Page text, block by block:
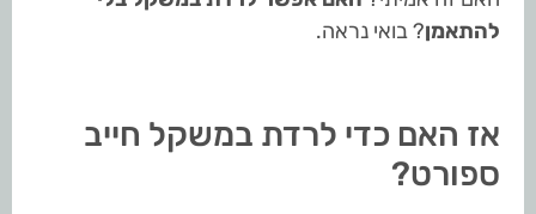
להתאמן? בואי נראה.
אז האם כדי לרדת במשקל חייב
ספורט?